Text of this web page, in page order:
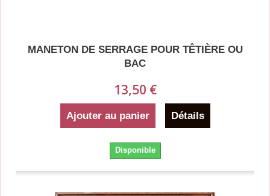
MANETON DE SERRAGE POUR TÊTIÈRE OU
BAC
13,50 €
Ajouter au panier Détails
Disponible